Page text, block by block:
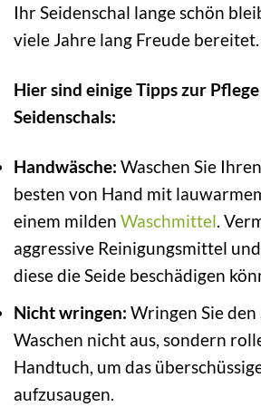
Ihr Seidenschal lange schön
viele Jahre lang Freude bereitet.
Hier sind einige Tipps zur
Seidenschals:
Handwäsche: Waschen Sie
besten von Hand mit
einem milden Waschmittel.
aggressive Reinigungsmittel
diese die Seide beschädigen
Nicht wringen: Wringen Sie den
Waschen nicht aus, sondern
Handtuch, um das
aufzusaugen.